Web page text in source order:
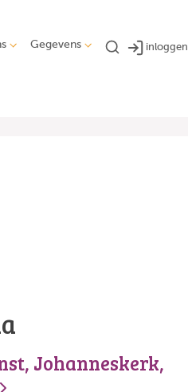
Gegevens inloggen
Johanneskerk,